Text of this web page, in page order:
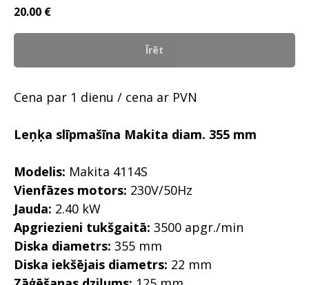
20.00 €
Īrēt
Cena par 1 dienu / cena ar PVN
Leņķa slīpmašīna Makita diam. 355 mm
Modelis: Makita 4114S
Vienfāzes motors: 230V/50Hz
Jauda: 2.40 kW
Apgriezieni tukšgaitā: 3500 apgr./min
Diska diametrs: 355 mm
Diska iekšējais diametrs: 22 mm